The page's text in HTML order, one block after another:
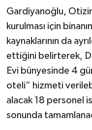
Gardiyanoğlu,
kurulması için
kaynaklarının da
ettiğini belirterek,
Evi bünyesinde 4
oteli” hizmeti
alacak 18 personel
sonunda